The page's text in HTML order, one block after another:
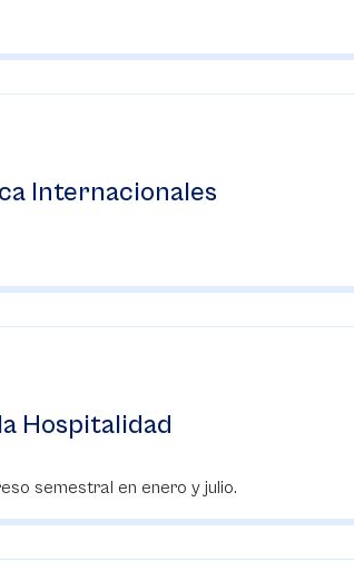
Internacionales
Hospitalidad
semestral en enero y julio.